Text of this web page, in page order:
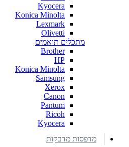
Kyocera
Konica Minolta
Lexmark
Olivetti
מתכלים תואמים
Brother
HP
Konica Minolta
Samsung
Xerox
Canon
Pantum
Ricoh
Kyocera
מדפסות מדבקות